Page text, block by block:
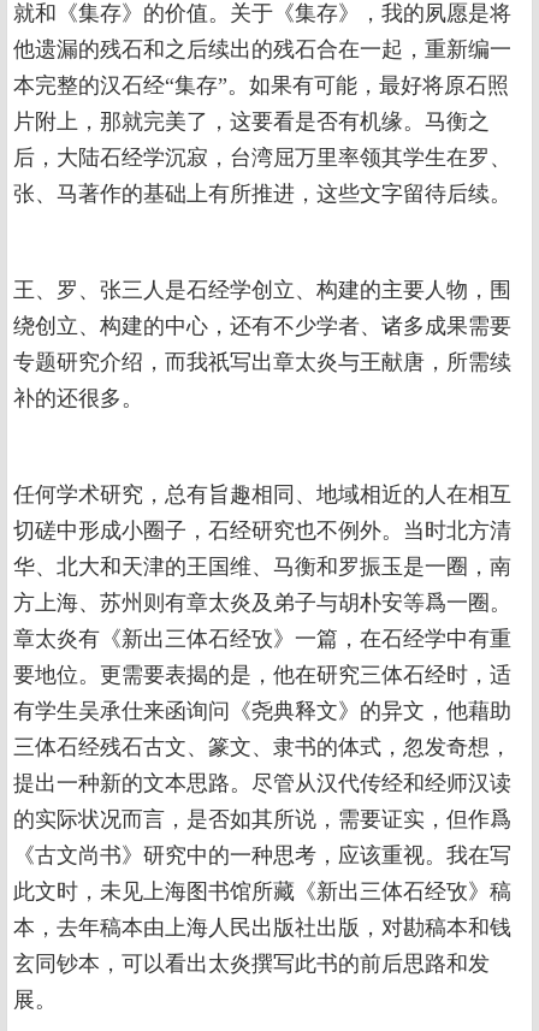
就和《集存》的价值。关于《集存》，我的夙愿是将
他遗漏的残石和之后续出的残石合在一起，重新编一
本完整的汉石经“集存”。如果有可能，最好将原石照
片附上，那就完美了，这要看是否有机缘。马衡之
后，大陆石经学沉寂，台湾屈万里率领其学生在罗、
张、马著作的基础上有所推进，这些文字留待后续。
王、罗、张三人是石经学创立、构建的主要人物，围
绕创立、构建的中心，还有不少学者、诸多成果需要
专题研究介绍，而我祇写出章太炎与王献唐，所需续
补的还很多。
任何学术研究，总有旨趣相同、地域相近的人在相互
切磋中形成小圈子，石经研究也不例外。当时北方清
华、北大和天津的王国维、马衡和罗振玉是一圈，南
方上海、苏州则有章太炎及弟子与胡朴安等爲一圈。
章太炎有《新出三体石经攷》一篇，在石经学中有重
要地位。更需要表揭的是，他在研究三体石经时，适
有学生吴承仕来函询问《尧典释文》的异文，他藉助
三体石经残石古文、篆文、隶书的体式，忽发奇想，
提出一种新的文本思路。尽管从汉代传经和经师汉读
的实际状况而言，是否如其所说，需要证实，但作爲
《古文尚书》研究中的一种思考，应该重视。我在写
此文时，未见上海图书馆所藏《新出三体石经攷》稿
本，去年稿本由上海人民出版社出版，对勘稿本和钱
玄同钞本，可以看出太炎撰写此书的前后思路和发
展。